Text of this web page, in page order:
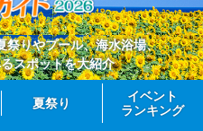
祭りやプール、海水浴場、
スポットを大紹介
夏祭り
イベント
ランキング